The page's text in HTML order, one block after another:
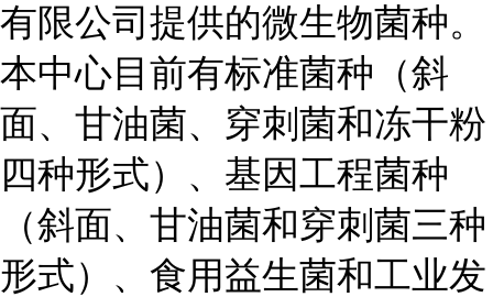
有限公司提供的微生物菌种。
本中心目前有标准菌种（斜
面、甘油菌、穿刺菌和冻干粉
四种形式）、基因工程菌种
（斜面、甘油菌和穿刺菌三种
形式）、食用益生菌和工业发